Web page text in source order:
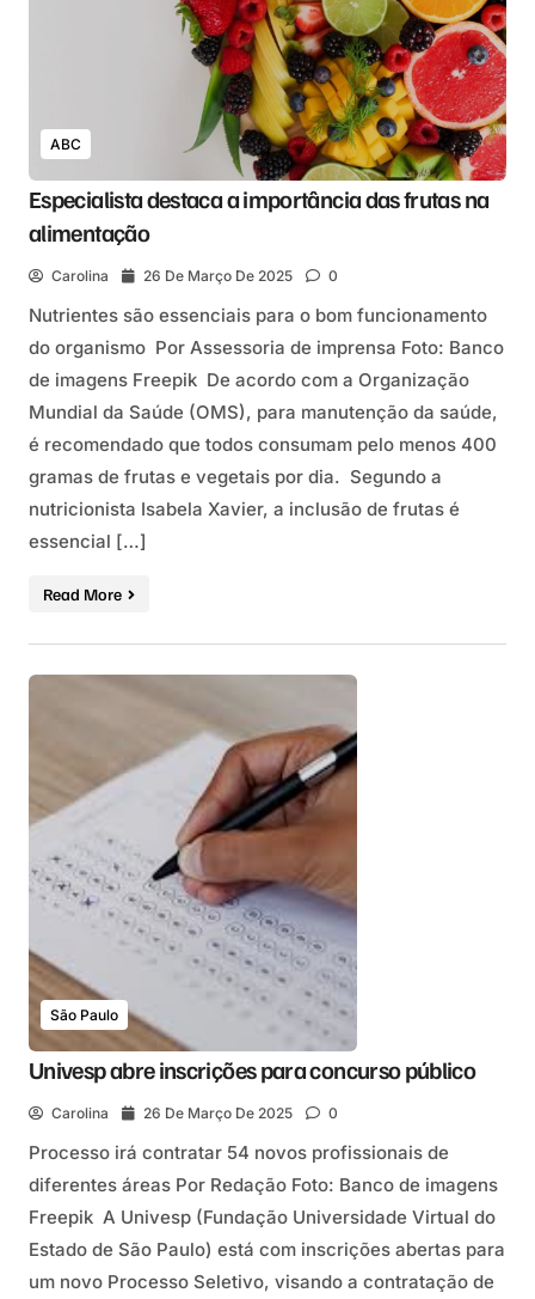
ABC
Especialista destaca a importância das frutas na
alimentação
Carolina 26 De Março De 2025 0
Nutrientes são essenciais para o bom funcionamento
do organismo Por Assessoria de imprensa Foto: Banco
de imagens Freepik De acordo com a Organização
Mundial da Saúde (OMS), para manutenção da saúde,
é recomendado que todos consumam pelo menos 400
gramas de frutas e vegetais por dia. Segundo a
nutricionista Isabela Xavier, a inclusão de frutas é
essencial […]
Read More
São Paulo
Univesp abre inscrições para concurso público
Carolina 26 De Março De 2025 0
Processo irá contratar 54 novos profissionais de
diferentes áreas Por Redação Foto: Banco de imagens
Freepik A Univesp (Fundação Universidade Virtual do
Estado de São Paulo) está com inscrições abertas para
um novo Processo Seletivo, visando a contratação de